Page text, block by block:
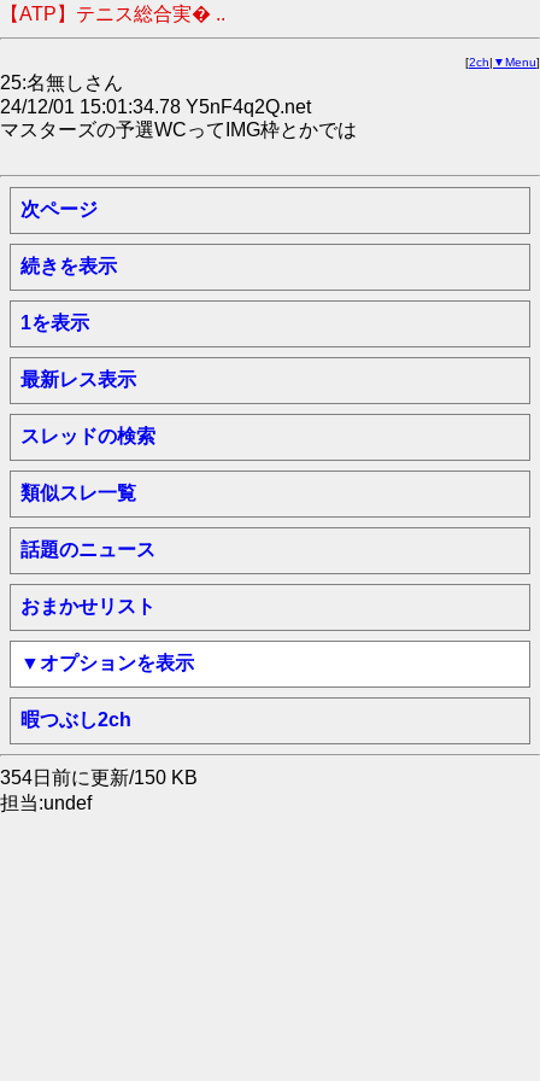
【ATP】テニス総合実� ..
[2ch| ▼Menu]
25:名無しさん
24/12/01 15:01:34.78 Y5nF4q2Q.net
マスターズの予選WCってIMG枠とかでは
次ページ
続きを表示
1を表示
最新レス表示
スレッドの検索
類似スレ一覧
話題のニュース
おまかせリスト
▼オプションを表示
暇つぶし2ch
354日前に更新/150 KB
担当:undef